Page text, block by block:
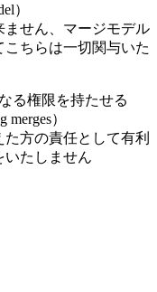
）
ません、マージモデル
ちらは一切関与いた
る権限を持たせる
merges）
方の責任として有利
いたしません